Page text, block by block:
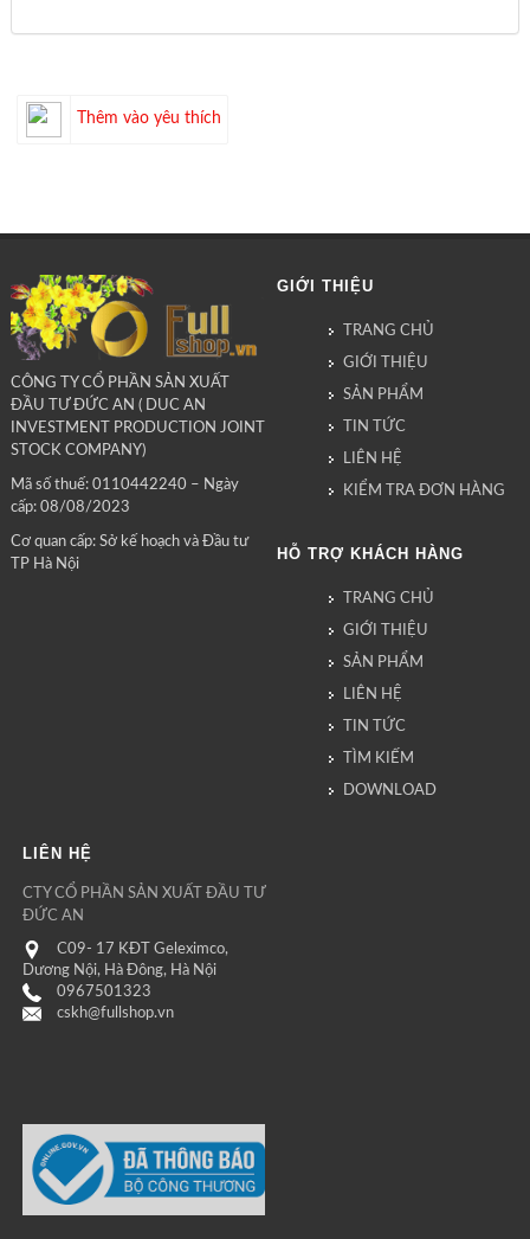
Thêm vào yêu thích
CÔNG TY CỔ PHẦN SẢN XUẤT
ĐẦU TƯ ĐỨC AN ( DUC AN
INVESTMENT PRODUCTION JOINT
STOCK COMPANY)
Mã số thuế: 0110442240 – Ngày
cấp: 08/08/2023
Cơ quan cấp: Sở kế hoạch và Đầu tư
TP Hà Nội
GIỚI THIỆU
TRANG CHỦ
GIỚI THIỆU
SẢN PHẨM
TIN TỨC
LIÊN HỆ
KIỂM TRA ĐƠN HÀNG
HỖ TRỢ KHÁCH HÀNG
TRANG CHỦ
GIỚI THIỆU
SẢN PHẨM
LIÊN HỆ
TIN TỨC
TÌM KIẾM
DOWNLOAD
LIÊN HỆ
CTY CỔ PHẦN SẢN XUẤT ĐẦU TƯ
ĐỨC AN
C09- 17 KĐT Geleximco,
Dương Nội, Hà Đông, Hà Nội
0967501323
cskh@fullshop.vn